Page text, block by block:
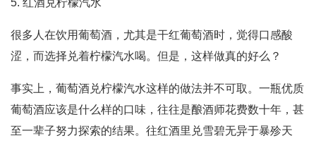
很多人在饮用葡萄酒，尤其是干红葡萄酒时，觉得口感酸
涩，而选择兑着柠檬汽水喝。但是，这样做真的好么？
事实上，葡萄酒兑柠檬汽水这样的做法并不可取。一瓶优质
葡萄酒应该是什么样的口味，往往是酿酒师花费数十年，甚
至一辈子努力探索的结果。往红酒里兑雪碧无异于暴殄天